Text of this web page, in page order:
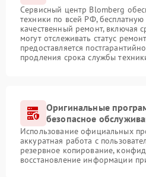
Сервисный центр Blomberg
техники по всей РФ, бесплатную
качественный ремонт, включая
могут отслеживать статус
предоставляется
продления срока службы
Оригинальные
безопасное
Использование официальных
аккуратная работа с
резервное копирование,
восстановление информации